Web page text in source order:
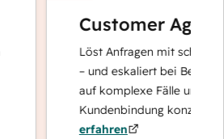
Customer Agent
Löst Anfragen mit schnellen,
– und eskaliert bei Bedarf,
auf komplexe Fälle und den
Kundenbindung konzentrieren
erfahren